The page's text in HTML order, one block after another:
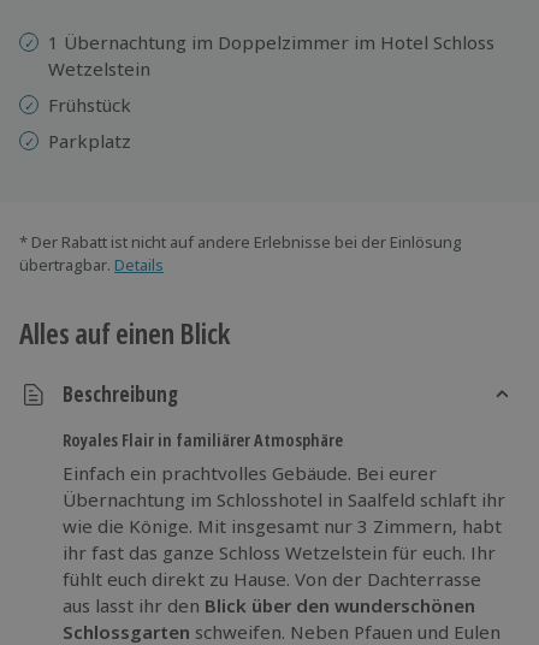
1 Übernachtung im Doppelzimmer im Hotel Schloss
Wetzelstein
Frühstück
Parkplatz
* Der Rabatt ist nicht auf andere Erlebnisse bei der Einlösung
übertragbar. Details
Alles auf einen Blick
Beschreibung
Royales Flair in familiärer Atmosphäre
Einfach ein prachtvolles Gebäude. Bei eurer
Übernachtung im Schlosshotel in Saalfeld schlaft ihr
wie die Könige. Mit insgesamt nur 3 Zimmern, habt
ihr fast das ganze Schloss Wetzelstein für euch. Ihr
fühlt euch direkt zu Hause. Von der Dachterrasse
aus lasst ihr den Blick über den wunderschönen
Schlossgarten schweifen. Neben Pfauen und Eulen